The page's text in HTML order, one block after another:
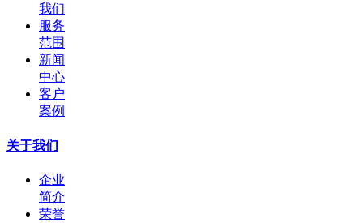
我们
服务
范围
新闻
中心
客户
案例
关于我们
企业
简介
荣誉